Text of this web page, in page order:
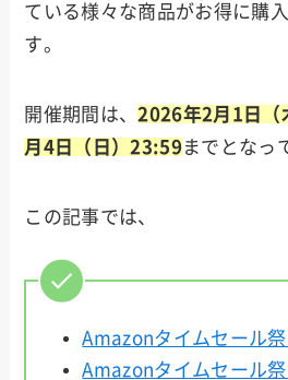
ている様々な商品がお得に購
す。
開催期間は、2026年2月1日（
月4日（日）23:59までとなっ
この記事では、
Amazonタイムセール
Amazonタイムセール